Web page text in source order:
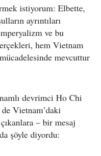
istiyorum: Elbette,
ayrıntıları
ve bu
hem Vietnam
mevcuttur
devrimci Ho Chi
Vietnam’daki
– bir mesaj
şöyle diyordu: